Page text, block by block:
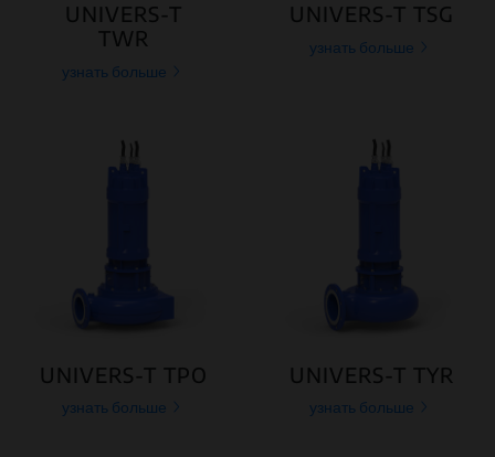
UNIVERS-T
TWR
узнать больше
UNIVERS-T TSG
узнать больше
UNIVERS-T TPO
узнать больше
UNIVERS-T TYR
узнать больше